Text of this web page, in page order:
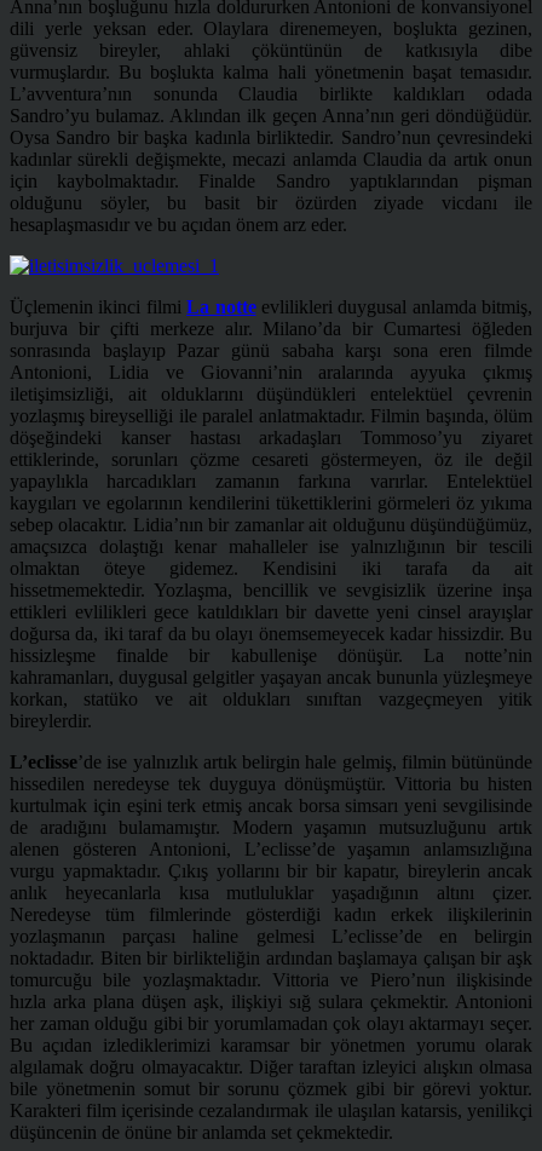
Anna’nın boşluğunu hızla doldururken Antonioni de konvansiyonel
dili yerle yeksan eder. Olaylara direnemeyen, boşlukta gezinen,
güvensiz bireyler, ahlaki çöküntünün de katkısıyla dibe
vurmuşlardır. Bu boşlukta kalma hali yönetmenin başat temasıdır.
L’avventura’nın sonunda Claudia birlikte kaldıkları odada
Sandro’yu bulamaz. Aklından ilk geçen Anna’nın geri döndüğüdür.
Oysa Sandro bir başka kadınla birliktedir. Sandro’nun çevresindeki
kadınlar sürekli değişmekte, mecazi anlamda Claudia da artık onun
için kaybolmaktadır. Finalde Sandro yaptıklarından pişman
olduğunu söyler, bu basit bir özürden ziyade vicdanı ile
hesaplaşmasıdır ve bu açıdan önem arz eder.
Üçlemenin ikinci filmiLa notteevlilikleri duygusal anlamda bitmiş,
burjuva bir çifti merkeze alır. Milano’da bir Cumartesi öğleden
sonrasında başlayıp Pazar günü sabaha karşı sona eren filmde
Antonioni, Lidia ve Giovanni’nin aralarında ayyuka çıkmış
iletişimsizliği, ait olduklarını düşündükleri entelektüel çevrenin
yozlaşmış bireyselliği ile paralel anlatmaktadır. Filmin başında, ölüm
döşeğindeki kanser hastası arkadaşları Tommoso’yu ziyaret
ettiklerinde, sorunları çözme cesareti göstermeyen, öz ile değil
yapaylıkla harcadıkları zamanın farkına varırlar. Entelektüel
kaygıları ve egolarının kendilerini tükettiklerini görmeleri öz yıkıma
sebep olacaktır. Lidia’nın bir zamanlar ait olduğunu düşündüğümüz,
amaçsızca dolaştığı kenar mahalleler ise yalnızlığının bir tescili
olmaktan öteye gidemez. Kendisini iki tarafa da ait
hissetmemektedir. Yozlaşma, bencillik ve sevgisizlik üzerine inşa
ettikleri evlilikleri gece katıldıkları bir davette yeni cinsel arayışlar
doğursa da, iki taraf da bu olayı önemsemeyecek kadar hissizdir. Bu
hissizleşme finalde bir kabullenişe dönüşür. La notte’nin
kahramanları, duygusal gelgitler yaşayan ancak bununla yüzleşmeye
korkan, statüko ve ait oldukları sınıftan vazgeçmeyen yitik
bireylerdir.
L’eclisse’de ise yalnızlık artık belirgin hale gelmiş, filmin bütününde
hissedilen neredeyse tek duyguya dönüşmüştür. Vittoria bu histen
kurtulmak için eşini terk etmiş ancak borsa simsarı yeni sevgilisinde
de aradığını bulamamıştır. Modern yaşamın mutsuzluğunu artık
alenen gösteren Antonioni, L’eclisse’de yaşamın anlamsızlığına
vurgu yapmaktadır. Çıkış yollarını bir bir kapatır, bireylerin ancak
anlık heyecanlarla kısa mutluluklar yaşadığının altını çizer.
Neredeyse tüm filmlerinde gösterdiği kadın erkek ilişkilerinin
yozlaşmanın parçası haline gelmesi L’eclisse’de en belirgin
noktadadır. Biten bir birlikteliğin ardından başlamaya çalışan bir aşk
tomurcuğu bile yozlaşmaktadır. Vittoria ve Piero’nun ilişkisinde
hızla arka plana düşen aşk, ilişkiyi sığ sulara çekmektir. Antonioni
her zaman olduğu gibi bir yorumlamadan çok olayı aktarmayı seçer.
Bu açıdan izlediklerimizi karamsar bir yönetmen yorumu olarak
algılamak doğru olmayacaktır. Diğer taraftan izleyici alışkın olmasa
bile yönetmenin somut bir sorunu çözmek gibi bir görevi yoktur.
Karakteri film içerisinde cezalandırmak ile ulaşılan katarsis, yenilikçi
düşüncenin de önüne bir anlamda set çekmektedir.